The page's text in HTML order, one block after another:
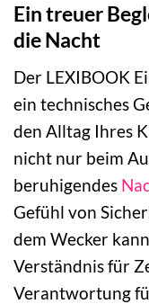
Ein treuer
die Nacht
Der LEXIBOOK
ein technisches
den Alltag Ihres
nicht nur beim
beruhigendes
Gefühl von
dem Wecker
Verständnis für
Verantwortung